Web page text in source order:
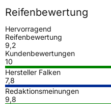
Reifenbewertung
Hervorragend
Reifenbewertung
9,2
Kundenbewertungen
10
Hersteller Falken
7,8
Redaktionsmeinungen
9,8